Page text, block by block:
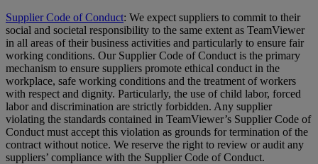
Supplier Code of Conduct: We expect suppliers to commit to their
social and societal responsibility to the same extent as TeamViewer
in all areas of their business activities and particularly to ensure fair
working conditions. Our Supplier Code of Conduct is the primary
mechanism to ensure suppliers promote ethical conduct in the
workplace, safe working conditions and the treatment of workers
with respect and dignity. Particularly, the use of child labor, forced
labor and discrimination are strictly forbidden. Any supplier
violating the standards contained in TeamViewer’s Supplier Code of
Conduct must accept this violation as grounds for termination of the
contract without notice. We reserve the right to review or audit any
suppliers’ compliance with the Supplier Code of Conduct.